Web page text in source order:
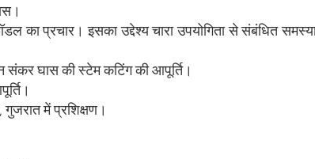
का प्रचार। इसका उद्देश्य चारा उपयोगिता से संबंधित
संकर घास की स्टेम कटिंग की आपूर्ति।
गुजरात में प्रशिक्षण।